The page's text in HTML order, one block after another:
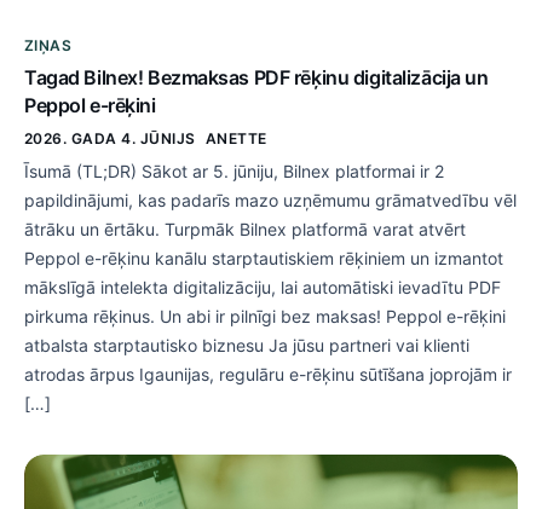
ZIŅAS
Tagad Bilnex! Bezmaksas PDF rēķinu digitalizācija un
Peppol e-rēķini
2026. GADA 4. JŪNIJS ANETTE
Īsumā (TL;DR) Sākot ar 5. jūniju, Bilnex platformai ir 2
papildinājumi, kas padarīs mazo uzņēmumu grāmatvedību vēl
ātrāku un ērtāku. Turpmāk Bilnex platformā varat atvērt
Peppol e-rēķinu kanālu starptautiskiem rēķiniem un izmantot
mākslīgā intelekta digitalizāciju, lai automātiski ievadītu PDF
pirkuma rēķinus. Un abi ir pilnīgi bez maksas! Peppol e-rēķini
atbalsta starptautisko biznesu Ja jūsu partneri vai klienti
atrodas ārpus Igaunijas, regulāru e-rēķinu sūtīšana joprojām ir
[…]